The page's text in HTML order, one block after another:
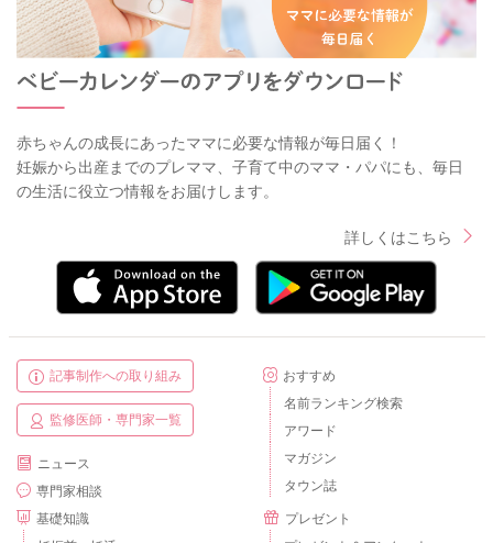
赤ちゃんの成長にあったママに必要な情報が毎日届く！
妊娠から出産までのプレママ、子育て中のママ・パパにも、毎日
の生活に役立つ情報をお届けします。
詳しくはこちら
記事制作への取り組み
監修医師・専門家一覧
ニュース
専門家相談
基礎知識
おすすめ
名前ランキング検索
アワード
マガジン
タウン誌
プレゼント